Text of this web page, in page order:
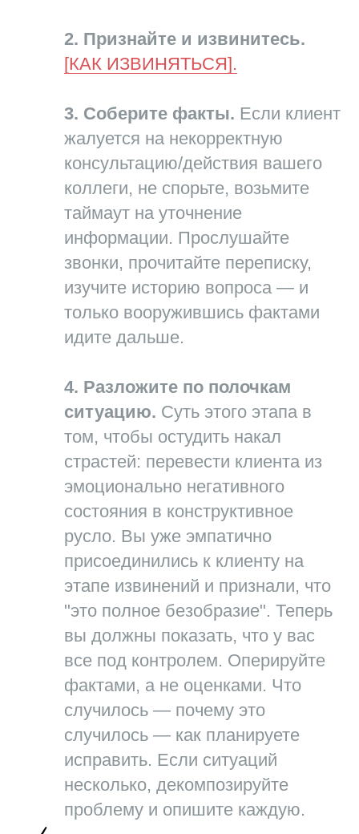
2. Признайте и извинитесь.
[КАК ИЗВИНЯТЬСЯ].
3. Соберите факты. Если клиент
жалуется на некорректную
консультацию/действия вашего
коллеги, не спорьте, возьмите
таймаут на уточнение
информации. Прослушайте
звонки, прочитайте переписку,
изучите историю вопроса — и
только вооружившись фактами
идите дальше.
4. Разложите по полочкам
ситуацию. Суть этого этапа в
том, чтобы остудить накал
страстей: перевести клиента из
эмоционально негативного
состояния в конструктивное
русло. Вы уже эмпатично
присоединились к клиенту на
этапе извинений и признали, что
"это полное безобразие". Теперь
вы должны показать, что у вас
все под контролем. Оперируйте
фактами, а не оценками. Что
случилось — почему это
случилось — как планируете
исправить. Если ситуаций
несколько, декомпозируйте
проблему и опишите каждую.